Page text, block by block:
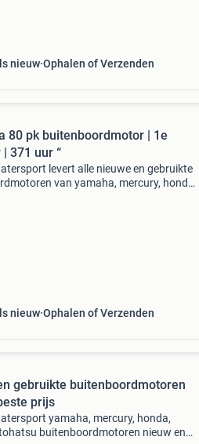
nieuw Ophalen of Verzenden
80 pk buitenboordmotor | 1e
371 uur “
levert alle nieuwe en gebruikte
van yamaha, mercury, honda,
nieuw Ophalen of Verzenden
gebruikte buitenboordmotoren
prijs
yamaha, mercury, honda,
buitenboordmotoren nieuw en